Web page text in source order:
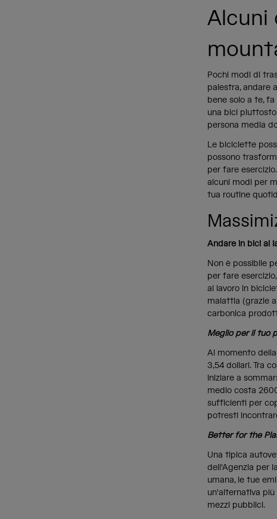
Alcuni
Pochi modi di
palestra, andare
bene solo a te,
una bici
persona media
Le biciclette
possono
per fare
alcuni modi per
tua routine
Andare in bici al
Non è possibile
per fare
al lavoro in
malattia (grazie
carbonica
Meglio per il tuo
Al momento
3,54 dollari. Tra
iniziare a
medio costa
sufficienti per
potresti
Better for the
Una tipica
dell'Agenzia per
umana, le tue
un'alternativa più
mezzi pubblici.